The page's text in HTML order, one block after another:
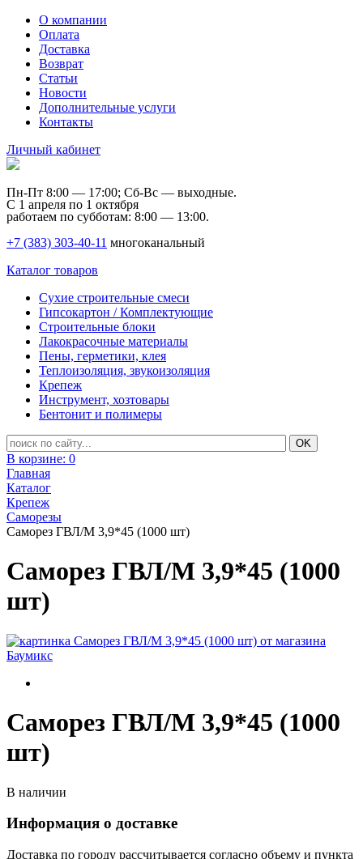
О компании
Оплата
Доставка
Возврат
Статьи
Новости
Дополнительные услуги
Контакты
Личный кабинет
Пн-Пт 8:00 — 17:00; Сб-Вс — выходные.
С 1 апреля по 1 октября
работаем по субботам: 8:00 — 13:00.
+7 (383) 303-40-11 многоканальный
Каталог товаров
Сухие строительные смеси
Гипсокартон / Комплектующие
Строительные блоки
Лакокрасочные материалы
Пены, герметики, клея
Теплоизоляция, звукоизоляция
Крепеж
Инструмент, хозтовары
Бентонит и полимеры
В корзине: 0
Главная
Каталог
Крепеж
Саморезы
Саморез ГВЛ/М 3,9*45 (1000 шт)
Саморез ГВЛ/М 3,9*45 (1000
шт)
Саморез ГВЛ/М 3,9*45 (1000
шт)
В наличии
Информация о доставке
Доставка по городу рассчитывается согласно объему и пункта